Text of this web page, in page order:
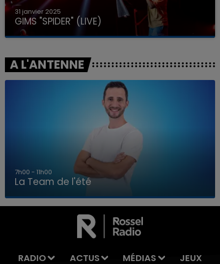
LA TEAM DE L'ÉTÉ
31 janvier 2025
GIMS "SPIDER" (LIVE)
A L'ANTENNE
7h00 - 11h00
La Team de l'été
RADIO ACTUS MÉDIAS JEUX